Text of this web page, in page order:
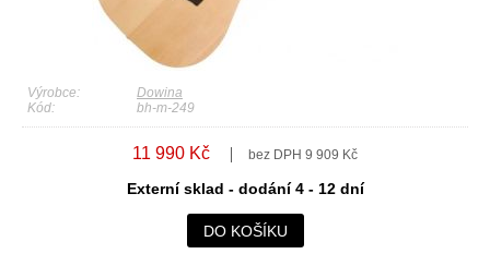
Výrobce:
Dowina
Kód:
bh-m-249
11 990 Kč bez DPH 9 909 Kč
Externí sklad - dodání 4 - 12 dní
DO KOŠÍKU